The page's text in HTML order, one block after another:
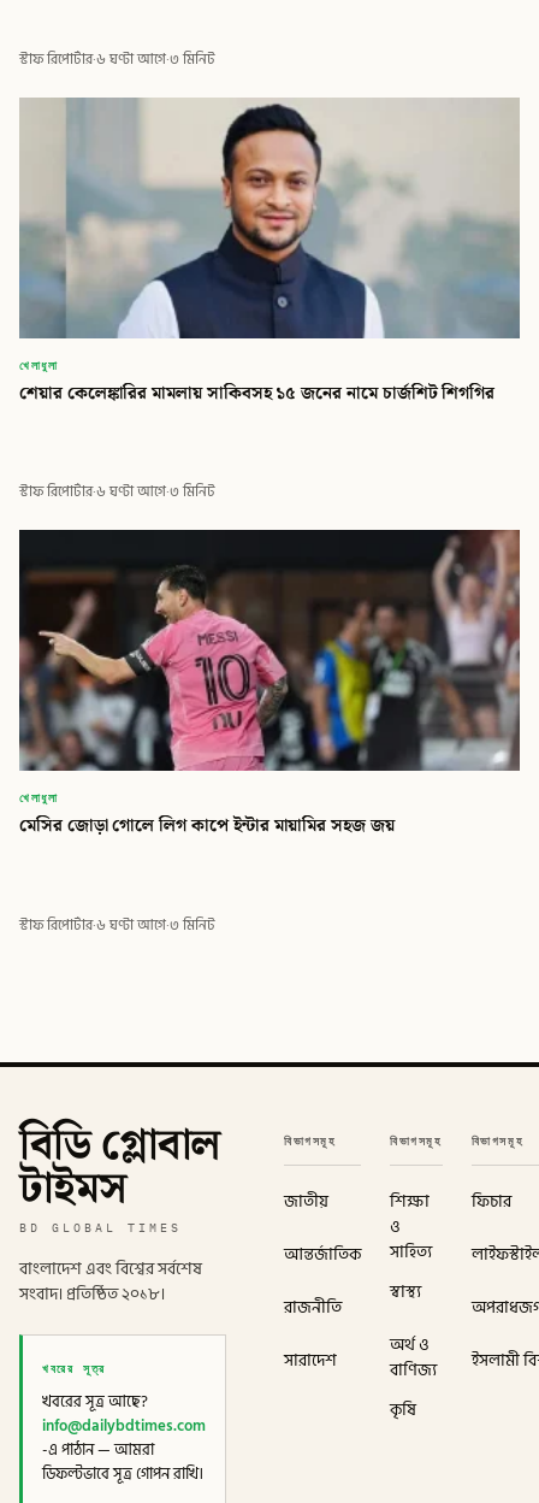
স্টাফ রিপোর্টার·৬ ঘণ্টা আগে·৩ মিনিট
খেলাধুলা
শেয়ার কেলেঙ্কারির মামলায় সাকিবসহ ১৫ জনের নামে চার্জশিট শিগগির
স্টাফ রিপোর্টার·৬ ঘণ্টা আগে·৩ মিনিট
খেলাধুলা
মেসির জোড়া গোলে লিগ কাপে ইন্টার মায়ামির সহজ জয়
স্টাফ রিপোর্টার·৬ ঘণ্টা আগে·৩ মিনিট
বিডি গ্লোবাল
টাইমস
BD GLOBAL TIMES
বাংলাদেশ এবং বিশ্বের সর্বশেষ
সংবাদ। প্রতিষ্ঠিত ২০১৮।
খবরের সূত্র
খবরের সূত্র আছে?
info@dailybdtimes.com
-এ পাঠান — আমরা
ডিফল্টভাবে সূত্র গোপন রাখি।
বিভাগসমূহ
জাতীয়
আন্তর্জাতিক
রাজনীতি
সারাদেশ
বিভাগসমূহ
শিক্ষা
ও
সাহিত্য
স্বাস্থ্য
অর্থ ও
বাণিজ্য
কৃষি
বিভাগসমূহ
ফিচার
ইসলামী